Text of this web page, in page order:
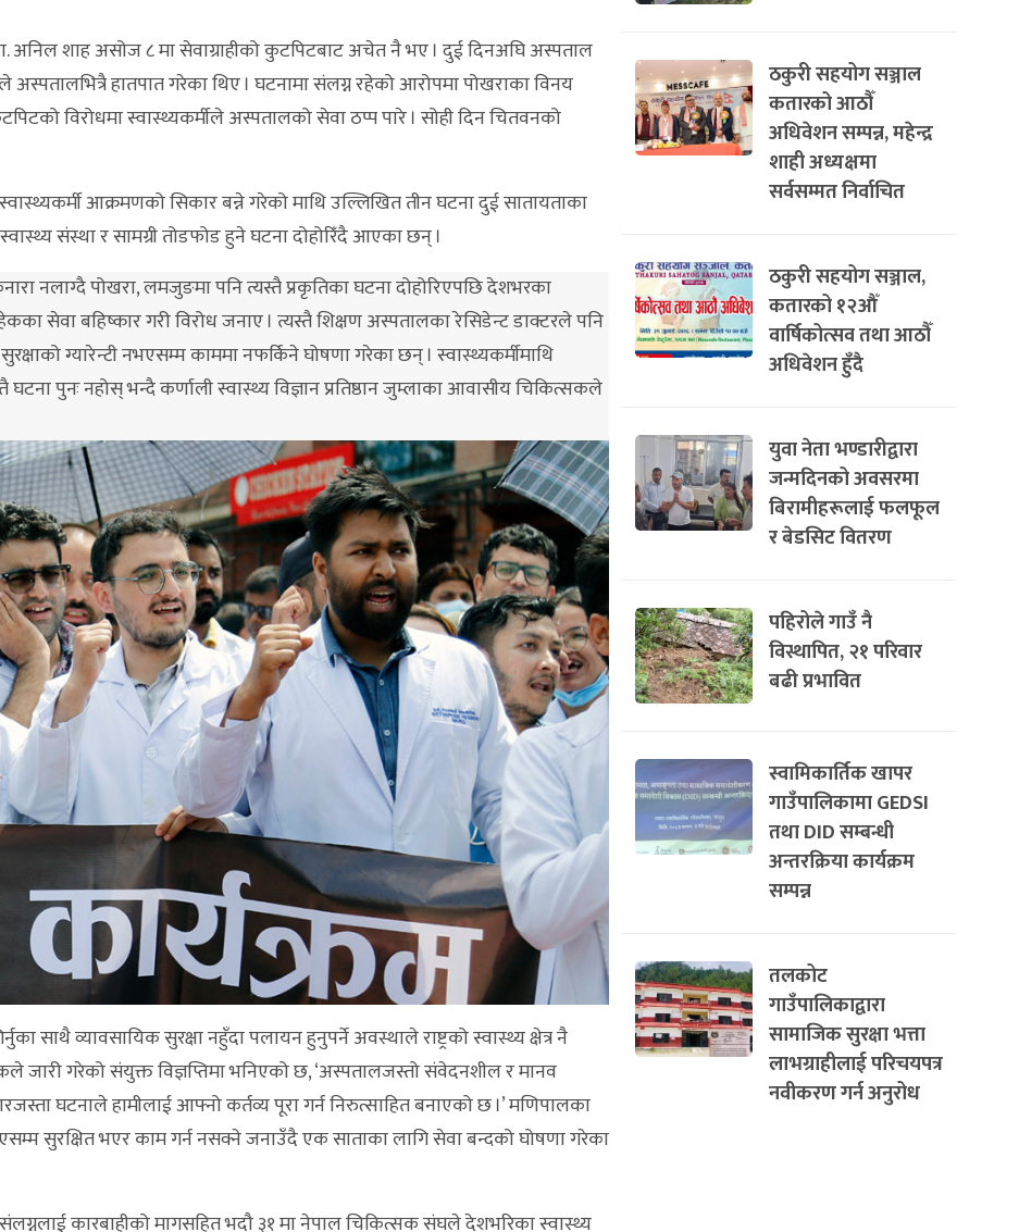
अनिल शाह असोज ८ मा सेवाग्राहीको कुटपिटबाट अचेत नै भए । दुई दिनअघि अस्पताल
हातपात गरेका थिए । घटनामा संलग्न रहेको आरोपमा पोखराका विनय
विरोधमा स्वास्थ्यकर्मीले अस्पतालको सेवा ठप्प पारे । सोही दिन चितवनको
आक्रमणको सिकार बन्ने गरेको माथि उल्लिखित तीन घटना दुई सातायताका
संस्था र सामग्री तोडफोड हुने घटना दोहोरिँदै आएका छन् ।
नलाग्दै पोखरा, लमजुङमा पनि त्यस्तै प्रकृतिका घटना दोहोरिएपछि देशभरका
सेवा बहिष्कार गरी विरोध जनाए । त्यस्तै शिक्षण अस्पतालका रेसिडेन्ट डाक्टरले पनि
ग्यारेन्टी नभएसम्म काममा नफर्किने घोषणा गरेका छन् । स्वास्थ्यकर्मीमाथि
पुनः नहोस् भन्दै कर्णाली स्वास्थ्य विज्ञान प्रतिष्ठान जुम्लाका आवासीय चिकित्सकले
साथै व्यावसायिक सुरक्षा नहुँदा पलायन हुनुपर्ने अवस्थाले राष्ट्रको स्वास्थ्य क्षेत्र नै
जारी गरेको संयुक्त विज्ञप्तिमा भनिएको छ, ‘अस्पतालजस्तो संवेदनशील र मानव
घटनाले हामीलाई आफ्नो कर्तव्य पूरा गर्न निरुत्साहित बनाएको छ ।’ मणिपालका
सुरक्षित भएर काम गर्न नसक्ने जनाउँदै एक साताका लागि सेवा बन्दको घोषणा गरेका
कारबाहीको मागसहित भदौ ३१ मा नेपाल चिकित्सक संघले देशभरिका स्वास्थ्य
ठकुरी सहयोग सञ्जाल
कतारको आठौँ
अधिवेशन सम्पन्न, महेन्द्र
शाही अध्यक्षमा
सर्वसम्मत निर्वाचित
ठकुरी सहयोग सञ्जाल,
कतारको १२औँ
वार्षिकोत्सव तथा आठौँ
अधिवेशन हुँदै
युवा नेता भण्डारीद्वारा
जन्मदिनको अवसरमा
बिरामीहरूलाई फलफूल
र बेडसिट वितरण
पहिरोले गाउँ नै
विस्थापित, २१ परिवार
बढी प्रभावित
स्वामिकार्तिक खापर
गाउँपालिकामा GEDSI
तथा DID सम्बन्धी
अन्तरक्रिया कार्यक्रम
सम्पन्न
तलकोट
गाउँपालिकाद्वारा
सामाजिक सुरक्षा भत्ता
लाभग्राहीलाई परिचयपत्र
नवीकरण गर्न अनुरोध